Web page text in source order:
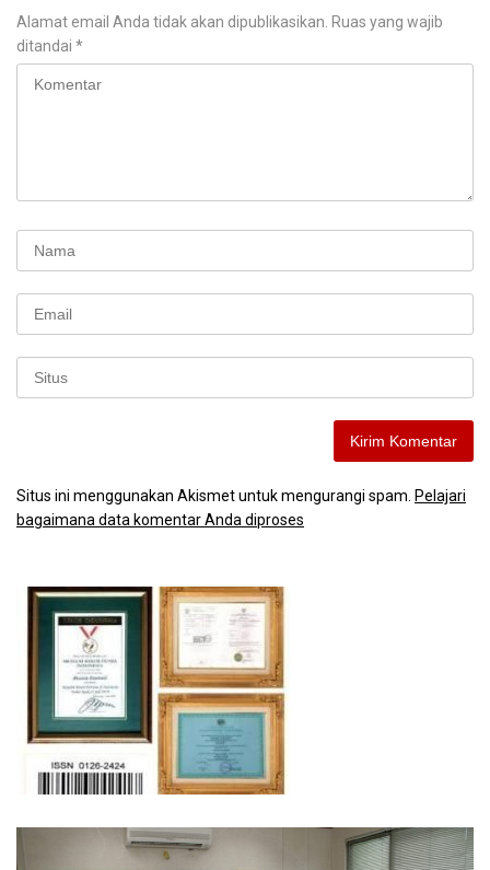
Alamat email Anda tidak akan dipublikasikan. Ruas yang wajib
ditandai *
Situs ini menggunakan Akismet untuk mengurangi spam. Pelajari
bagaimana data komentar Anda diproses